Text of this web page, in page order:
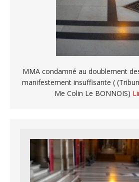
MMA condamné au doublement
manifestement insuffisante (
Me Colin Le BONNOIS)